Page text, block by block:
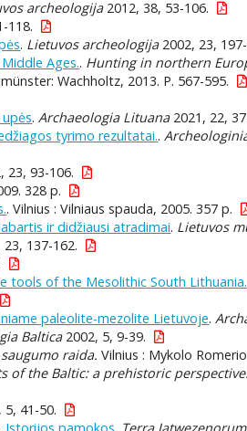
archeologija2012, 38, 53-106.
118.
. Lietuvos archeologija2002, 23,
Ages.. Hunting in northern
Wachholtz, 2013. P. 567-595.
. Archaeologia Lituana2021, 22,
tyrimo rezultatai..
23, 93-106.
328 p.
. Vilnius : Vilniaus spauda, 2005. 357 p.
ir didžiausi atradimai. Lietuvos
137-162.
tools of the Mesolithic South Lithuania.
paleolite-mezolite Lietuvoje.
Baltica2002, 5, 9-39.
raida. Vilnius : Mykolo
of the Baltic: a prehistoric perspective.
41-50.
Istorijos pamokos Terra Jatwezenorum